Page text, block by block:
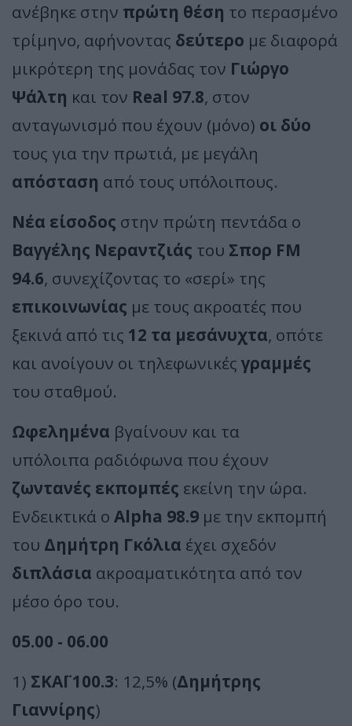
ανέβηκε στην πρώτη θέση το περασμένο
τρίμηνο, αφήνοντας δεύτερο με διαφορά
μικρότερη της μονάδας τον Γιώργο
Ψάλτη και τον Real 97.8, στον
ανταγωνισμό που έχουν (μόνο) οι δύο
τους για την πρωτιά, με μεγάλη
απόσταση από τους υπόλοιπους.
Νέα είσοδος στην πρώτη πεντάδα ο
Βαγγέλης Νεραντζιάς του Σπορ FM
94.6, συνεχίζοντας το «σερί» της
επικοινωνίας με τους ακροατές που
ξεκινά από τις 12 τα μεσάνυχτα, οπότε
και ανοίγουν οι τηλεφωνικές γραμμές
του σταθμού.
Ωφελημένα βγαίνουν και τα
υπόλοιπα ραδιόφωνα που έχουν
ζωντανές εκπομπές εκείνη την ώρα.
Ενδεικτικά ο Alpha 98.9 με την εκπομπή
του Δημήτρη Γκόλια έχει σχεδόν
διπλάσια ακροαματικότητα από τον
μέσο όρο του.
05.00 - 06.00
1) ΣΚΑΪ 100.3: 12,5% (Δημήτρης
Γιαννίρης)